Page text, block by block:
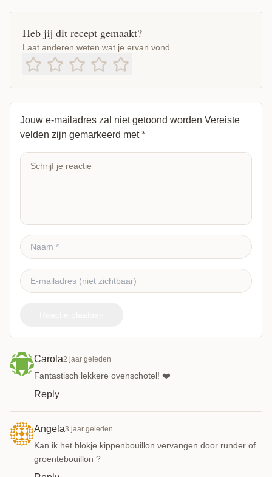
Heb jij dit recept gemaakt?
Laat anderen weten wat je ervan vond.
Jouw e-mailadres zal niet getoond worden Vereiste
velden zijn gemarkeerd met*
Carola2 jaar geleden
Fantastisch lekkere ovenschotel! ❤️
Reply
Angela3 jaar geleden
Kan ik het blokje kippenbouillon vervangen door runder of
groentebouillon ?